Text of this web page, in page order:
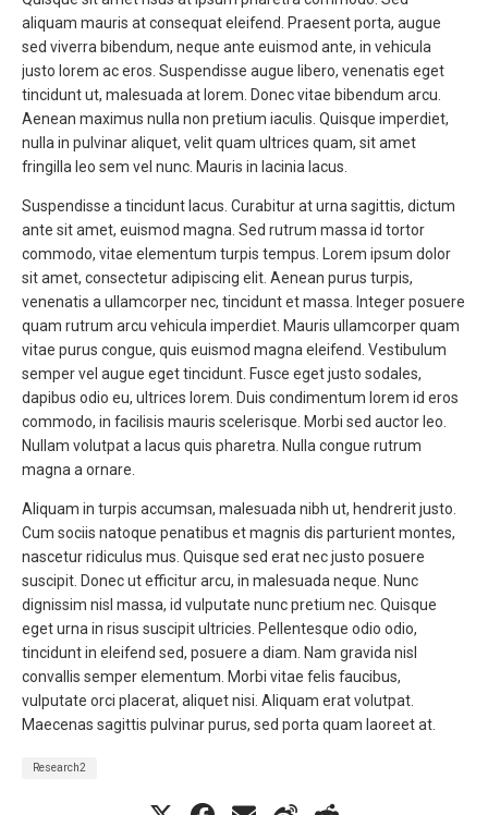
aliquam mauris at consequat eleifend. Praesent porta, augue
sed viverra bibendum, neque ante euismod ante, in vehicula
justo lorem ac eros. Suspendisse augue libero, venenatis eget
tincidunt ut, malesuada at lorem. Donec vitae bibendum arcu.
Aenean maximus nulla non pretium iaculis. Quisque imperdiet,
nulla in pulvinar aliquet, velit quam ultrices quam, sit amet
fringilla leo sem vel nunc. Mauris in lacinia lacus.
Suspendisse a tincidunt lacus. Curabitur at urna sagittis, dictum
ante sit amet, euismod magna. Sed rutrum massa id tortor
commodo, vitae elementum turpis tempus. Lorem ipsum dolor
sit amet, consectetur adipiscing elit. Aenean purus turpis,
venenatis a ullamcorper nec, tincidunt et massa. Integer posuere
quam rutrum arcu vehicula imperdiet. Mauris ullamcorper quam
vitae purus congue, quis euismod magna eleifend. Vestibulum
semper vel augue eget tincidunt. Fusce eget justo sodales,
dapibus odio eu, ultrices lorem. Duis condimentum lorem id eros
commodo, in facilisis mauris scelerisque. Morbi sed auctor leo.
Nullam volutpat a lacus quis pharetra. Nulla congue rutrum
magna a ornare.
Aliquam in turpis accumsan, malesuada nibh ut, hendrerit justo.
Cum sociis natoque penatibus et magnis dis parturient montes,
nascetur ridiculus mus. Quisque sed erat nec justo posuere
suscipit. Donec ut efficitur arcu, in malesuada neque. Nunc
dignissim nisl massa, id vulputate nunc pretium nec. Quisque
eget urna in risus suscipit ultricies. Pellentesque odio odio,
tincidunt in eleifend sed, posuere a diam. Nam gravida nisl
convallis semper elementum. Morbi vitae felis faucibus,
vulputate orci placerat, aliquet nisi. Aliquam erat volutpat.
Maecenas sagittis pulvinar purus, sed porta quam laoreet at.
Research2